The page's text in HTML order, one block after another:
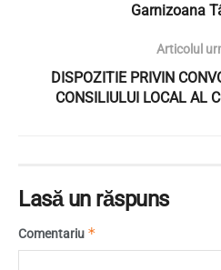
Garnizoana
Articolul
DISPOZITIE PRIVIN
CONSILIULUI LOCAL AL
Lasă un răspuns
Comentariu *